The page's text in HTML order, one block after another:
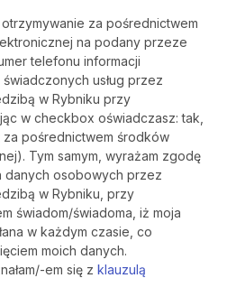
za pośrednictwem
na podany przeze
telefonu informacji
usług przez
w Rybniku przy
w checkbox oświadczasz: tak,
za pośrednictwem środków
Tym samym, wyrażam zgodę
danych osobowych przez
w Rybniku, przy
świadom/świadoma, iż moja
w każdym czasie, co
moich danych.
em się z klauzulą